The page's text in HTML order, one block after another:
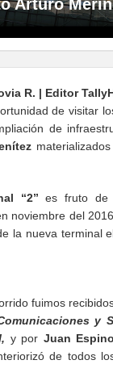
Arturo
R. | Editor
de visitar
de
“2” es fruto de
noviembre del
la nueva terminal
fuimos
y
y por Juan
de todos